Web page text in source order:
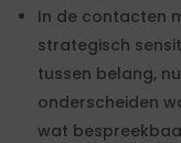
In de contacten
strategisch
tussen belang,
onderscheiden
wat